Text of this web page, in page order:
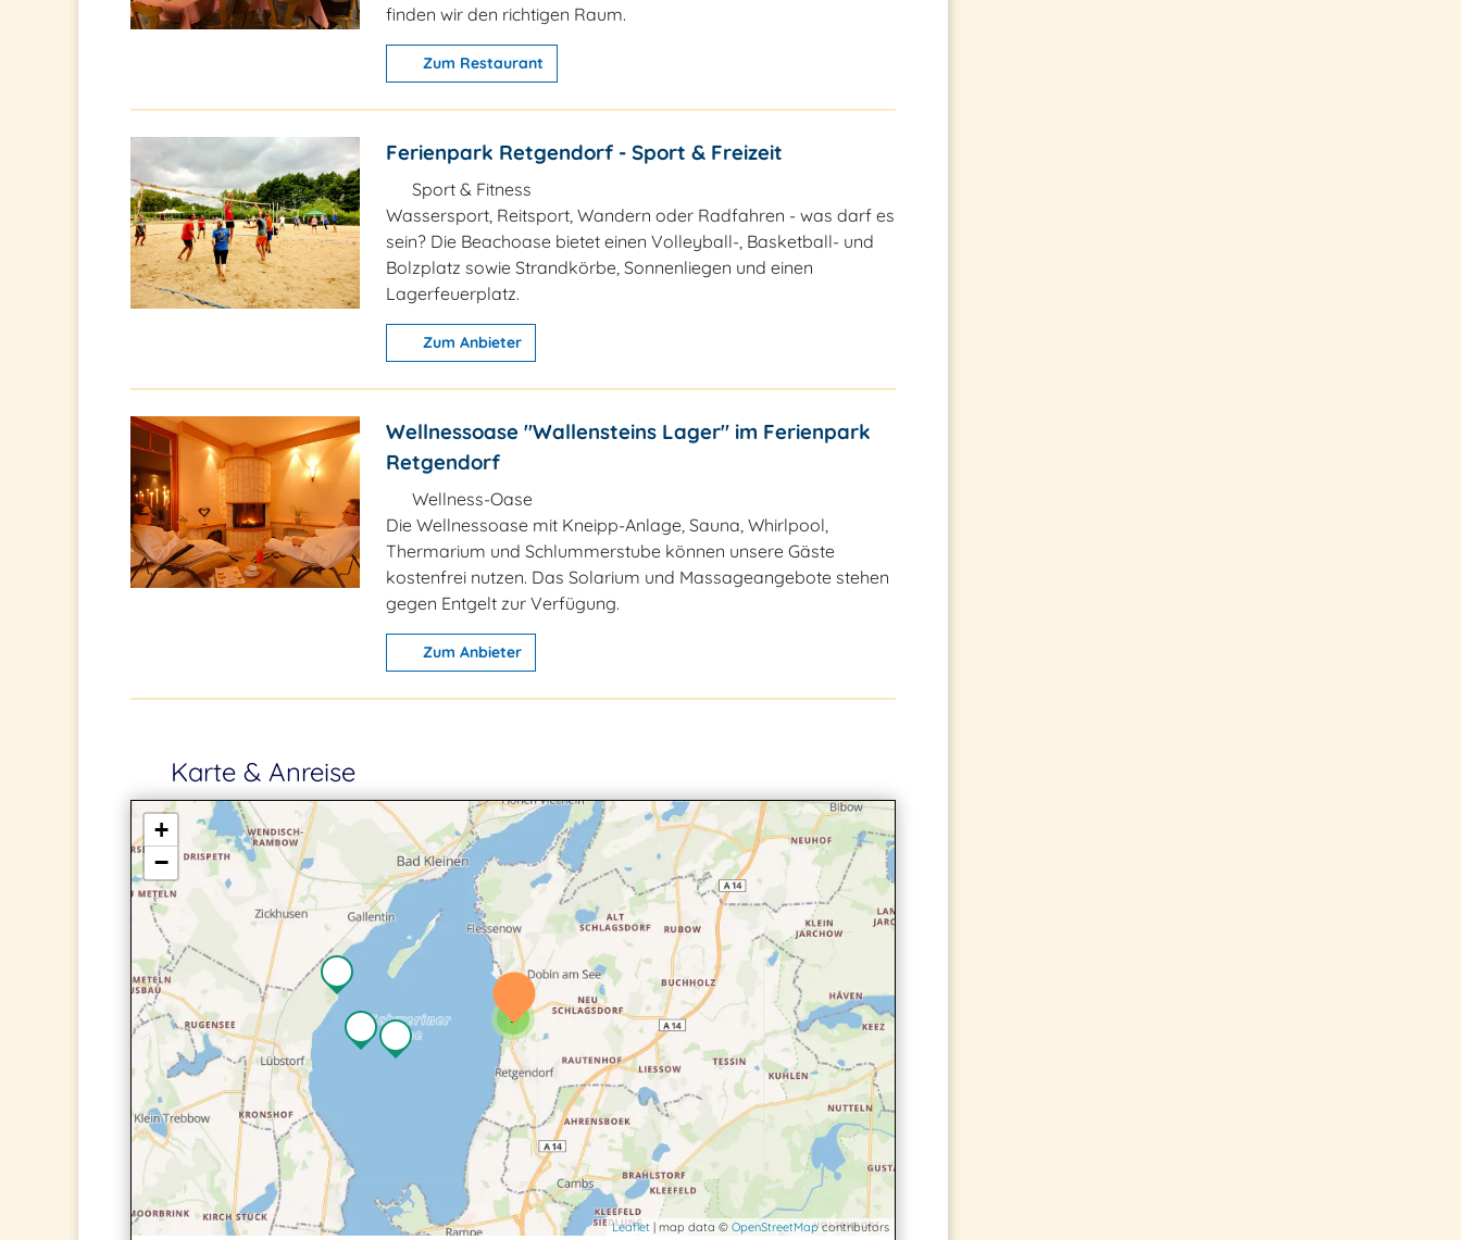
finden wir den richtigen Raum.
Zum Restaurant
Ferienpark Retgendorf - Sport & Freizeit
Sport & Fitness
Wassersport, Reitsport, Wandern oder Radfahren - was darf es
sein? Die Beachoase bietet einen Volleyball-, Basketball- und
Bolzplatz sowie Strandkörbe, Sonnenliegen und einen
Lagerfeuerplatz.
Zum Anbieter
Wellnessoase "Wallensteins Lager" im Ferienpark
Retgendorf
Wellness-Oase
Die Wellnessoase mit Kneipp-Anlage, Sauna, Whirlpool,
Thermarium und Schlummerstube können unsere Gäste
kostenfrei nutzen. Das Solarium und Massageangebote stehen
gegen Entgelt zur Verfügung.
Zum Anbieter
Karte & Anreise
3
+
−
Leaflet | map data © OpenStreetMapcontributors